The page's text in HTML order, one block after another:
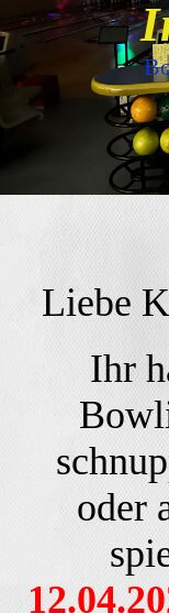
Liebe
Ihr
oder